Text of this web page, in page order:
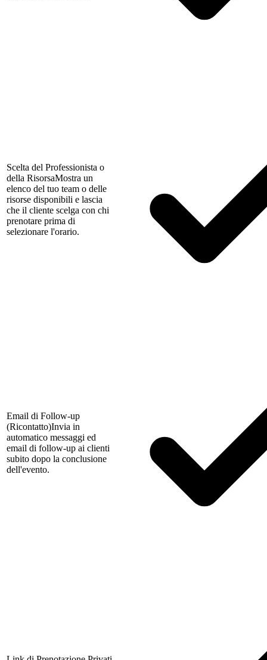
Scelta del Professionista o
della RisorsaMostra un
elenco del tuo team o delle
risorse disponibili e lascia
che il cliente scelga con chi
prenotare prima di
selezionare l'orario.
Email di Follow-up
(Ricontatto)Invia in
automatico messaggi ed
email di follow-up ai clienti
subito dopo la conclusione
dell'evento.